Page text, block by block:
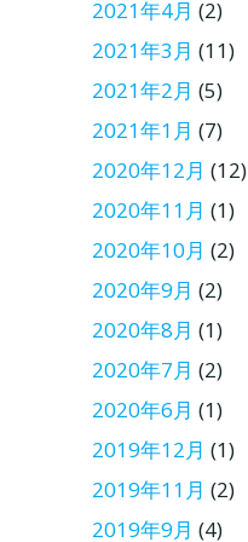
2021年4月 (2)
2021年3月 (11)
2021年2月 (5)
2021年1月 (7)
2020年12月 (12)
2020年11月 (1)
2020年10月 (2)
2020年9月 (2)
2020年8月 (1)
2020年7月 (2)
2020年6月 (1)
2019年12月 (1)
2019年11月 (2)
2019年9月 (4)